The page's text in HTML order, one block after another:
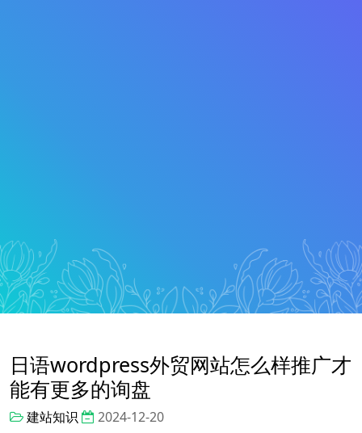
日语wordpress外贸网站怎么样推广才
能有更多的询盘
建站知识 2024-12-20